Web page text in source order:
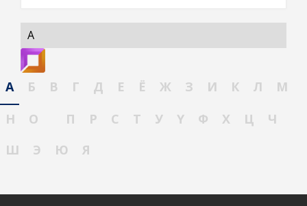
А
А Б В Г Д Е Ё Ж З И К Л
М
Н
О П Р С Т У Ү Ф Х Ц
Ч
Ш
Э Ю Я